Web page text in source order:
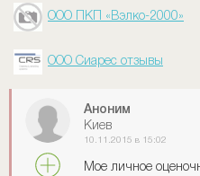
ООО ПКП «Вэлко-2000»
ООО Сиарес отзывы
Аноним
Киев
10.11.2015 в 15:02
Мое личное